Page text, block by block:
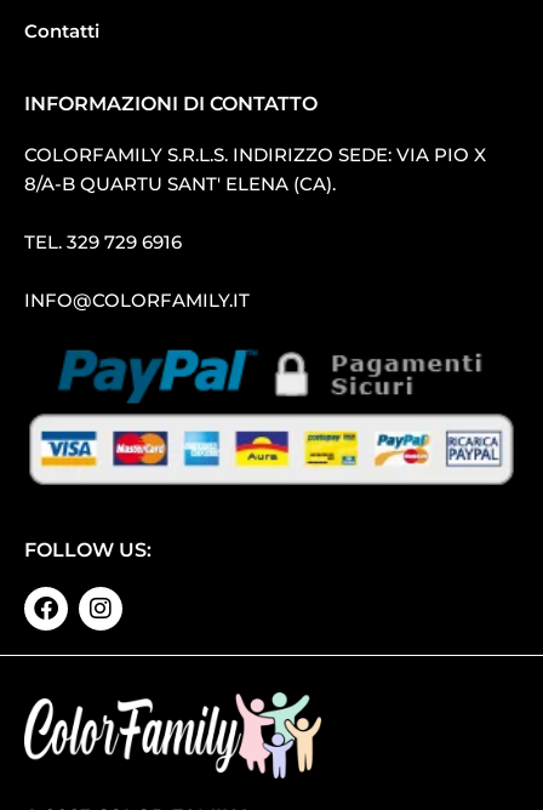
Contatti
INFORMAZIONI DI CONTATTO
COLORFAMILY S.R.L.S. INDIRIZZO SEDE: VIA PIO X
8/A-B QUARTU SANT′ ELENA (CA).
TEL. 329 729 6916
INFO@COLORFAMILY.IT
FOLLOW US: